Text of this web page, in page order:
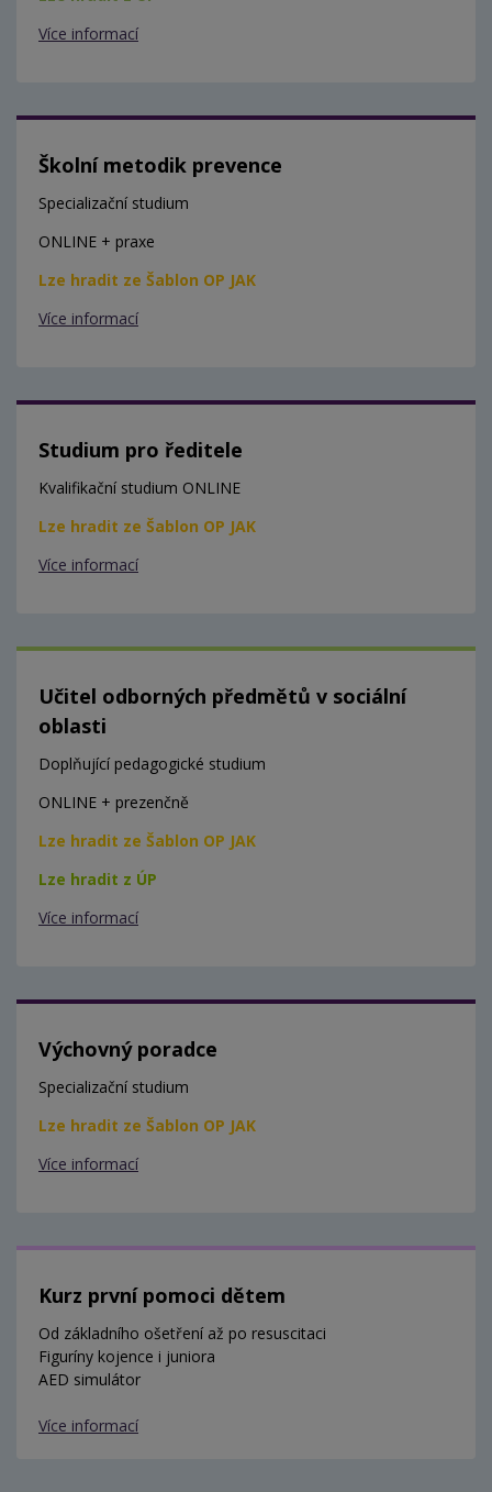
Více informací
Školní metodik prevence
Specializační studium
ONLINE + praxe
Lze hradit ze Šablon OP JAK
Více informací
Studium pro ředitele
Kvalifikační studium ONLINE
Lze hradit ze Šablon OP JAK
Více informací
Učitel odborných předmětů v sociální
oblasti
Doplňující pedagogické studium
ONLINE + prezenčně
Lze hradit ze Šablon OP JAK
Lze hradit z ÚP
Více informací
Výchovný poradce
Specializační studium
Lze hradit ze Šablon OP JAK
Více informací
Kurz první pomoci dětem
Od základního ošetření až po resuscitaci
Figuríny kojence i juniora
AED simulátor
Více informací